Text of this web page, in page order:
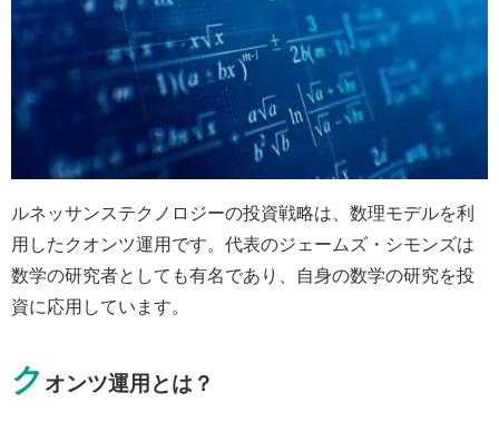
ルネッサンステクノロジーの投資戦略は、数理モデルを利
用したクオンツ運用です。代表のジェームズ・シモンズは
数学の研究者としても有名であり、自身の数学の研究を投
資に応用しています。
ク オンツ運用とは？